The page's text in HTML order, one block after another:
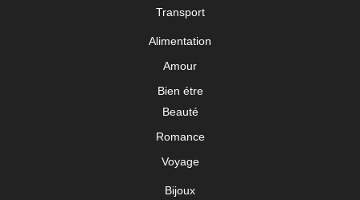
Transport
Alimentation
Amour
Bien étre
Beauté
Romance
Voyage
Bijoux